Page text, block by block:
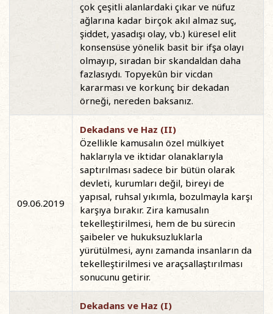
çok çeşitli alanlardaki çıkar ve nüfuz
ağlarına kadar birçok akıl almaz suç,
şiddet, yasadışı olay, vb.) küresel elit
konsensüse yönelik basit bir ifşa olayı
olmayıp, sıradan bir skandaldan daha
fazlasıydı. Topyekûn bir vicdan
kararması ve korkunç bir dekadan
örneği, nereden baksanız.
09.06.2019
Dekadans ve Haz (II)
Özellikle kamusalın özel mülkiyet
haklarıyla ve iktidar olanaklarıyla
saptırılması sadece bir bütün olarak
devleti, kurumları değil, bireyi de
yapısal, ruhsal yıkımla, bozulmayla karşı
karşıya bırakır. Zira kamusalın
tekelleştirilmesi, hem de bu sürecin
şaibeler ve hukuksuzluklarla
yürütülmesi, aynı zamanda insanların da
tekelleştirilmesi ve araçsallaştırılması
sonucunu getirir.
Dekadans ve Haz (I)